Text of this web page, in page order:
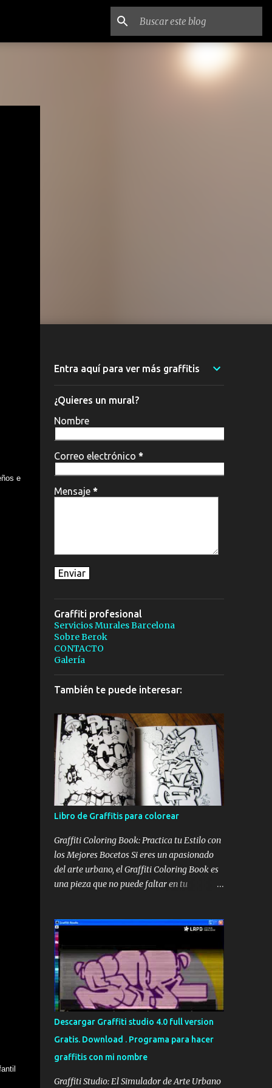
e
Entra aquí para ver más graffitis
¿Quieres un mural?
Nombre
Correo electrónico *
Mensaje *
Graffiti profesional
Servicios Murales Barcelona
Sobre Berok
CONTACTO
Galería
También te puede interesar:
Libro de Graffitis para colorear
Graffiti Coloring Book: Practica tu Estilo con
los Mejores Bocetos Si eres un apasionado
del arte urbano, el Graffiti Coloring Book es
una pieza que no puede faltar en tu
recopilación de alta calidad que reúne los
bocetos de los sesenta mejores graffiteros
escandinavos, incluyendo leyendas como
Nug, Egs y Bates . Portada del Graffiti
Coloring Book, ideal para artistas y
aficionados Estos maestros del spray han
definido los bordes de sus trabajos más
icónicos, dejando el espacio en blanco para
que tú tomes el control. Aunque muchos
piensen que es un libro para niños, su
Descargar Graffiti studio 4.0 full version
Gratis. Download . Programa para hacer
graffitis con mi nombre
Graffiti Studio: El Simulador de Arte Urbano